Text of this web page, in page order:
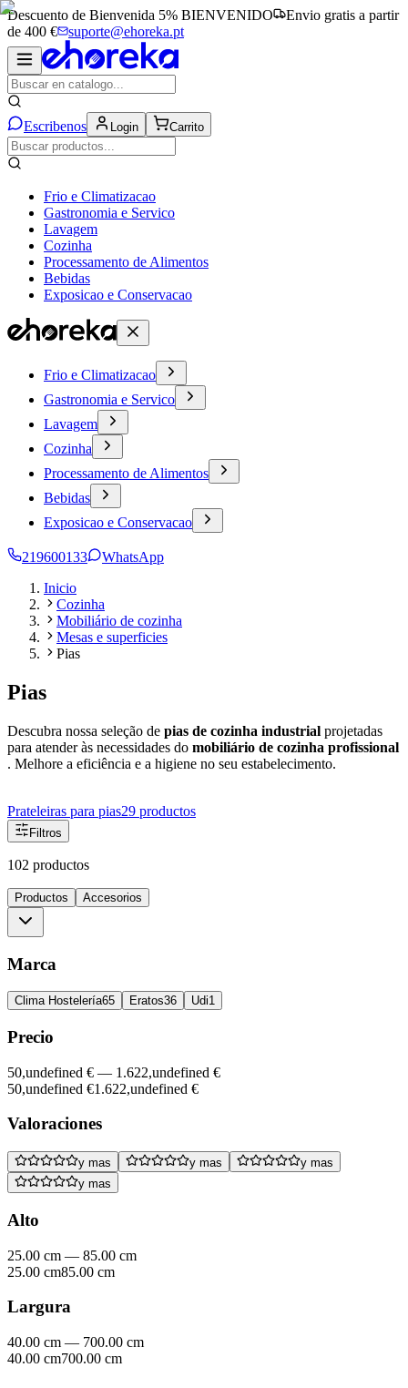
Descuento de Bienvenida 5% BIENVENIDO
Envio gratis a partir
de 400 €
suporte@ehoreka.pt
Escribenos Login Carrito
Frio e Climatizacao
Gastronomia e Servico
Lavagem
Cozinha
Processamento de Alimentos
Bebidas
Exposicao e Conservacao
Frio e Climatizacao
Gastronomia e Servico
Lavagem
Cozinha
Processamento de Alimentos
Bebidas
Exposicao e Conservacao
219600133
WhatsApp
Inicio
Cozinha
Mobiliário de cozinha
Mesas e superficies
Pias
Pias
Descubra nossa seleção de pias de cozinha industrial projetadas
para atender às necessidades do mobiliário de cozinha profissional
. Melhore a eficiência e a higiene no seu estabelecimento.
Prateleiras para pias29 productos
Filtros
102 productos
Productos Accesorios
Marca
Clima Hostelería65 Eratos36 Udi1
Precio
50,undefined € — 1.622,undefined €
50,undefined €1.622,undefined €
Valoraciones
y mas y mas
y mas
y mas
Alto
25.00 cm — 85.00 cm
25.00 cm85.00 cm
Largura
40.00 cm — 700.00 cm
40.00 cm700.00 cm